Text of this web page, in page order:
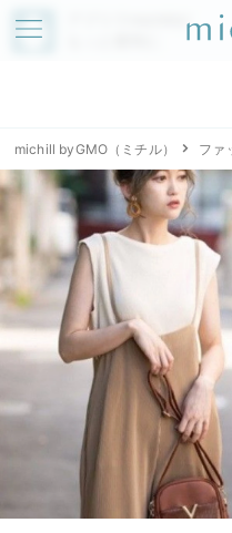
アプリでmichillが
michill byGMO（ミチル） ファ